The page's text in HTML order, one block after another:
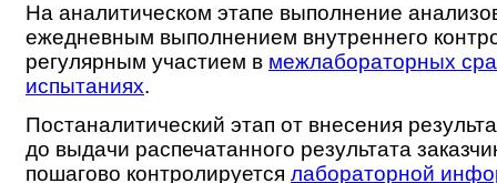
На аналитическом этапе выполнение
ежедневным выполнением внутреннего
регулярным участием в межлабораторных
испытаниях.
Постаналитический этап от внесения
до выдачи распечатанного результата
пошагово контролируется лабораторной